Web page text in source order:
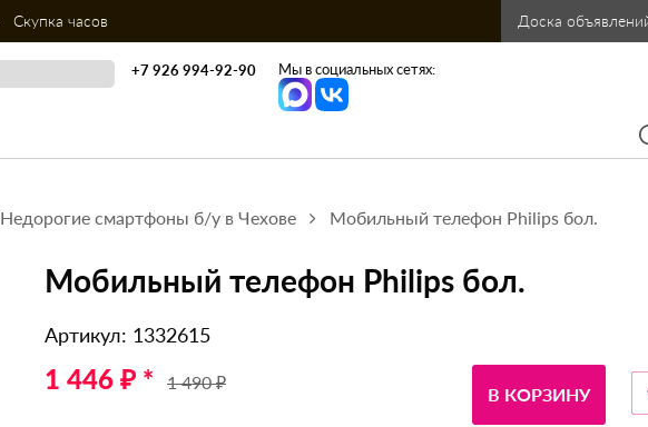
Скупка часов Доска
+7 926 994-92-90 Мы в социальных сетях:
Недорогие смартфоны б/у в Чехове Мобильный телефон Philips бол.
Мобильный телефон Philips бол.
Артикул: 1332615
1 446 ₽ * 1 490 ₽
В КОРЗИНУ